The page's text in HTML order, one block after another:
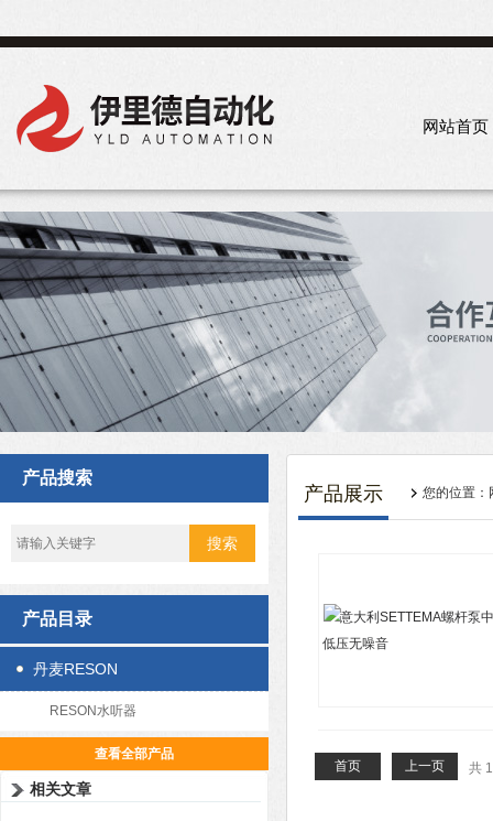
网站首页
产品搜索
产品目录
丹麦RESON
RESON水听器
查看全部产品
相关文章
产品展示 您的位置：
共
首页 上一页